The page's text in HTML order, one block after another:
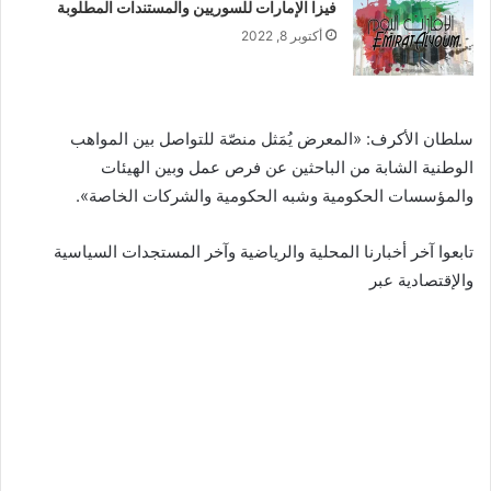
فيزا الإمارات للسوريين والمستندات المطلوبة
أكتوبر 8, 2022
سلطان الأكرف: «المعرض يُمَثل منصّة للتواصل بين المواهب
الوطنية الشابة من الباحثين عن فرص عمل وبين الهيئات
والمؤسسات الحكومية وشبه الحكومية والشركات الخاصة».
تابعوا آخر أخبارنا المحلية والرياضية وآخر المستجدات السياسية
والإقتصادية عبر